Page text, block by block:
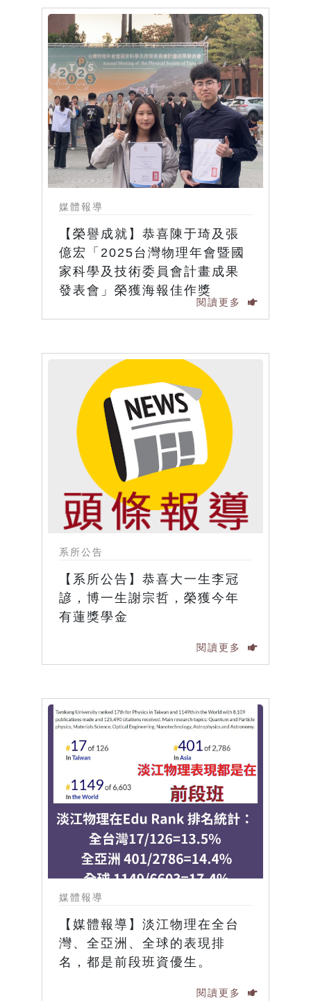
媒體報導
【榮譽成就】恭喜陳于琦及張
億宏「2025台灣物理年會暨國
家科學及技術委員會計畫成果
發表會」榮獲海報佳作獎
閱讀更多
系所公告
【系所公告】恭喜大一生李冠
諺，博一生謝宗哲，榮獲今年
有蓮獎學金
閱讀更多
媒體報導
【媒體報導】淡江物理在全台
灣、全亞洲、全球的表現排
名，都是前段班資優生。
閱讀更多